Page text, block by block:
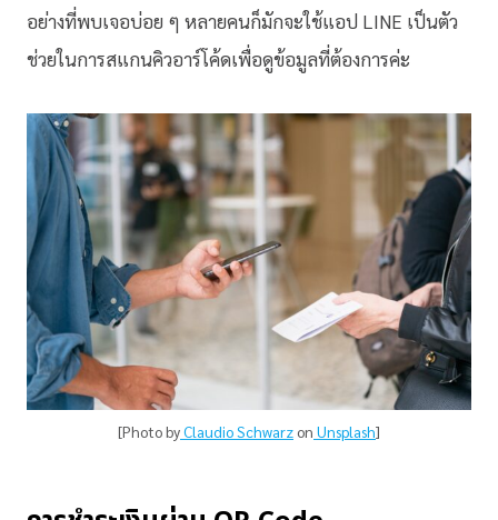
อย่างที่พบเจอบ่อย ๆ หลายคนก็มักจะใช้แอป LINE เป็นตัว
ช่วยในการสแกนคิวอาร์โค้ดเพื่อดูข้อมูลที่ต้องการค่ะ
[Photo byClaudio Schwarzon Unsplash]